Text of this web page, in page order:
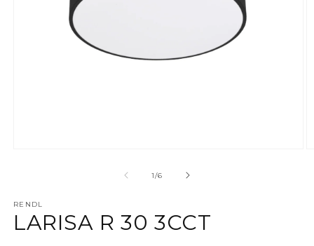
1/su
6
RENDL
LARISA R 30 3CCT